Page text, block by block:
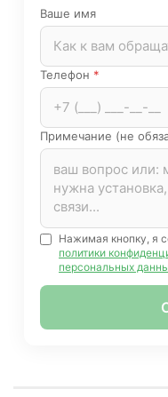
Ваше имя
Телефон *
Примечание (не
Нажимая кнопку, я
политики
персональных